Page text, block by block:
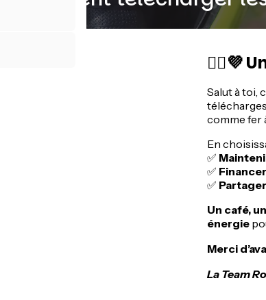
🚴‍♂️💜
Salut à toi,
comme fer
En
✅
✅
✅
Un café,
énergie
Merci
La Team